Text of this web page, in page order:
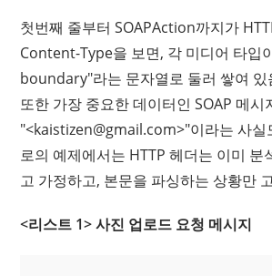
첫번째 줄부터 SOAPAction까지가
Content-Type을 보면, 각 미디어 타입
boundary"라는 문자열로 둘러 쌓여 있
또한 가장 중요한 데이터인 SOAP 메
"<kaistizen@gmail.com>"이라는 사실
로의 예제에서는 HTTP 헤더는 이미 분
고 가정하고, 본문을 파싱하는 상황만
<리스트 1> 사진 업로드 요청 메시지